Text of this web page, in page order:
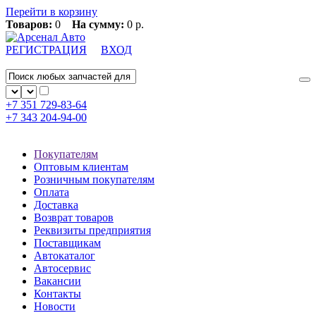
Перейти в корзину
Товаров: 0 На сумму: 0 р.
РЕГИСТРАЦИЯ ВХОД
+7 351 729-83-64
+7 343 204-94-00
Покупателям
Оптовым клиентам
Розничным покупателям
Оплата
Доставка
Возврат товаров
Реквизиты предприятия
Поставщикам
Автокаталог
Автосервис
Вакансии
Контакты
Новости